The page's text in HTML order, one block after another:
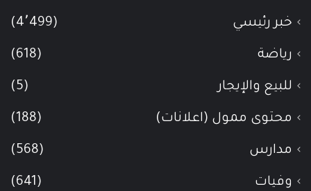
خبر رئيسي (4٬499)
رياضة (618)
للبيع والإيجار (5)
محتوى ممول (اعلانات) (188)
مدارس (568)
وفيات (641)